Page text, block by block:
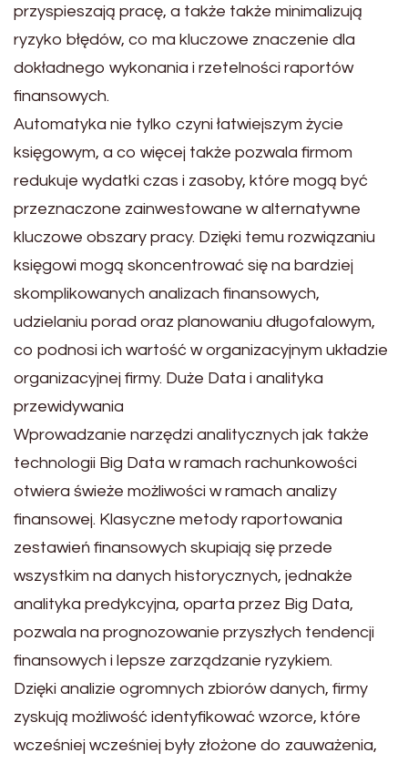
przyspieszają pracę, a także także minimalizują
ryzyko błędów, co ma kluczowe znaczenie dla
dokładnego wykonania i rzetelności raportów
finansowych.
Automatyka nie tylko czyni łatwiejszym życie
księgowym, a co więcej także pozwala firmom
redukuje wydatki czas i zasoby, które mogą być
przeznaczone zainwestowane w alternatywne
kluczowe obszary pracy. Dzięki temu rozwiązaniu
księgowi mogą skoncentrować się na bardziej
skomplikowanych analizach finansowych,
udzielaniu porad oraz planowaniu długofalowym,
co podnosi ich wartość w organizacyjnym układzie
organizacyjnej firmy. Duże Data i analityka
przewidywania
Wprowadzanie narzędzi analitycznych jak także
technologii Big Data w ramach rachunkowości
otwiera świeże możliwości w ramach analizy
finansowej. Klasyczne metody raportowania
zestawień finansowych skupiają się przede
wszystkim na danych historycznych, jednakże
analityka predykcyjna, oparta przez Big Data,
pozwala na prognozowanie przyszłych tendencji
finansowych i lepsze zarządzanie ryzykiem.
Dzięki analizie ogromnych zbiorów danych, firmy
zyskują możliwość identyfikować wzorce, które
wcześniej wcześniej były złożone do zauważenia,